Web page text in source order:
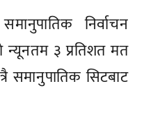
निर्वाचन
३ प्रतिशत मत
समानुपातिक सिटबाट